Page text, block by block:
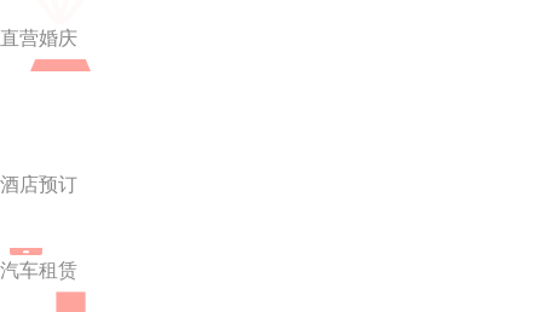
直营婚庆
酒店预订
汽车租赁